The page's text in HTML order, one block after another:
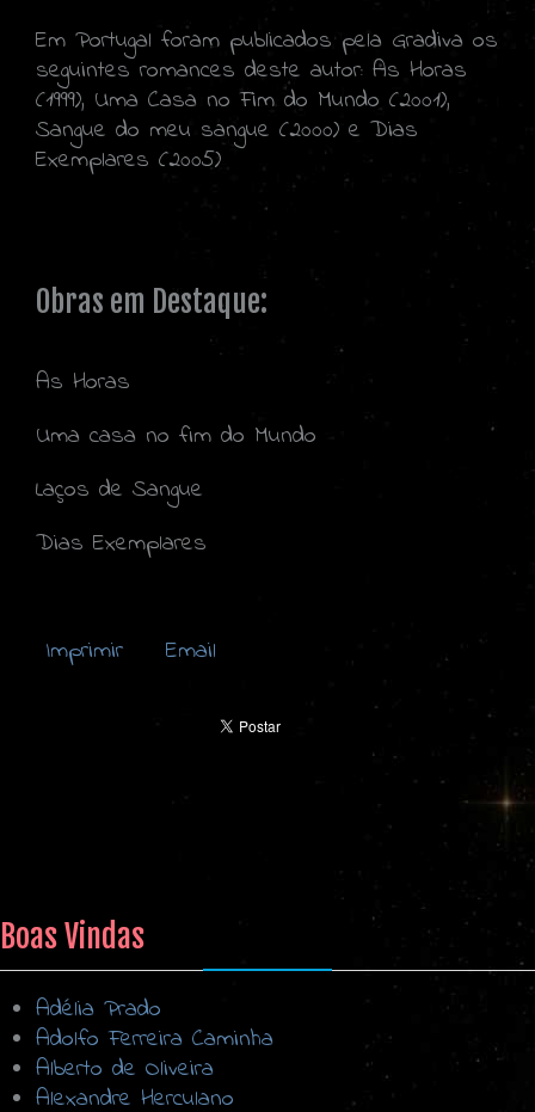
Em Portugal foram publicados pela Gradiva os
seguintes romances deste autor: As Horas
(1999), Uma Casa no Fim do Mundo (2001),
Sangue do meu sangue (2000) e Dias
Exemplares (2005)
Obras em Destaque:
As Horas
Uma casa no fim do Mundo
Laços de Sangue
Dias Exemplares
Imprimir Email
Boas Vindas
Adélia Prado
Adolfo Ferreira Caminha
Alberto de Oliveira
Alexandre Herculano